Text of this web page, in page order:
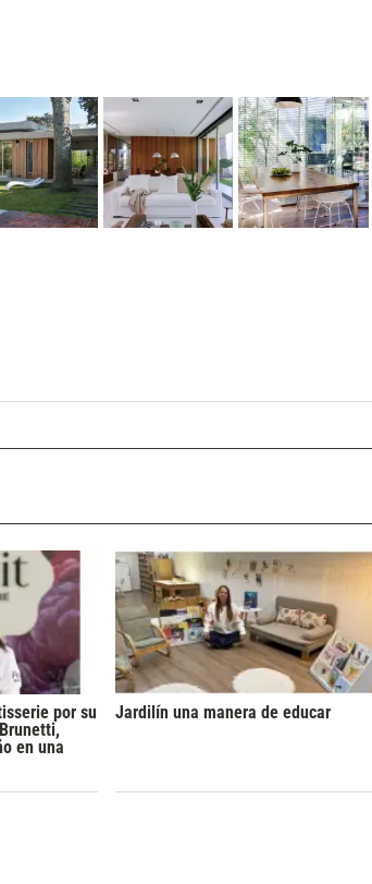
por su
en una
Jardilín una manera de educar